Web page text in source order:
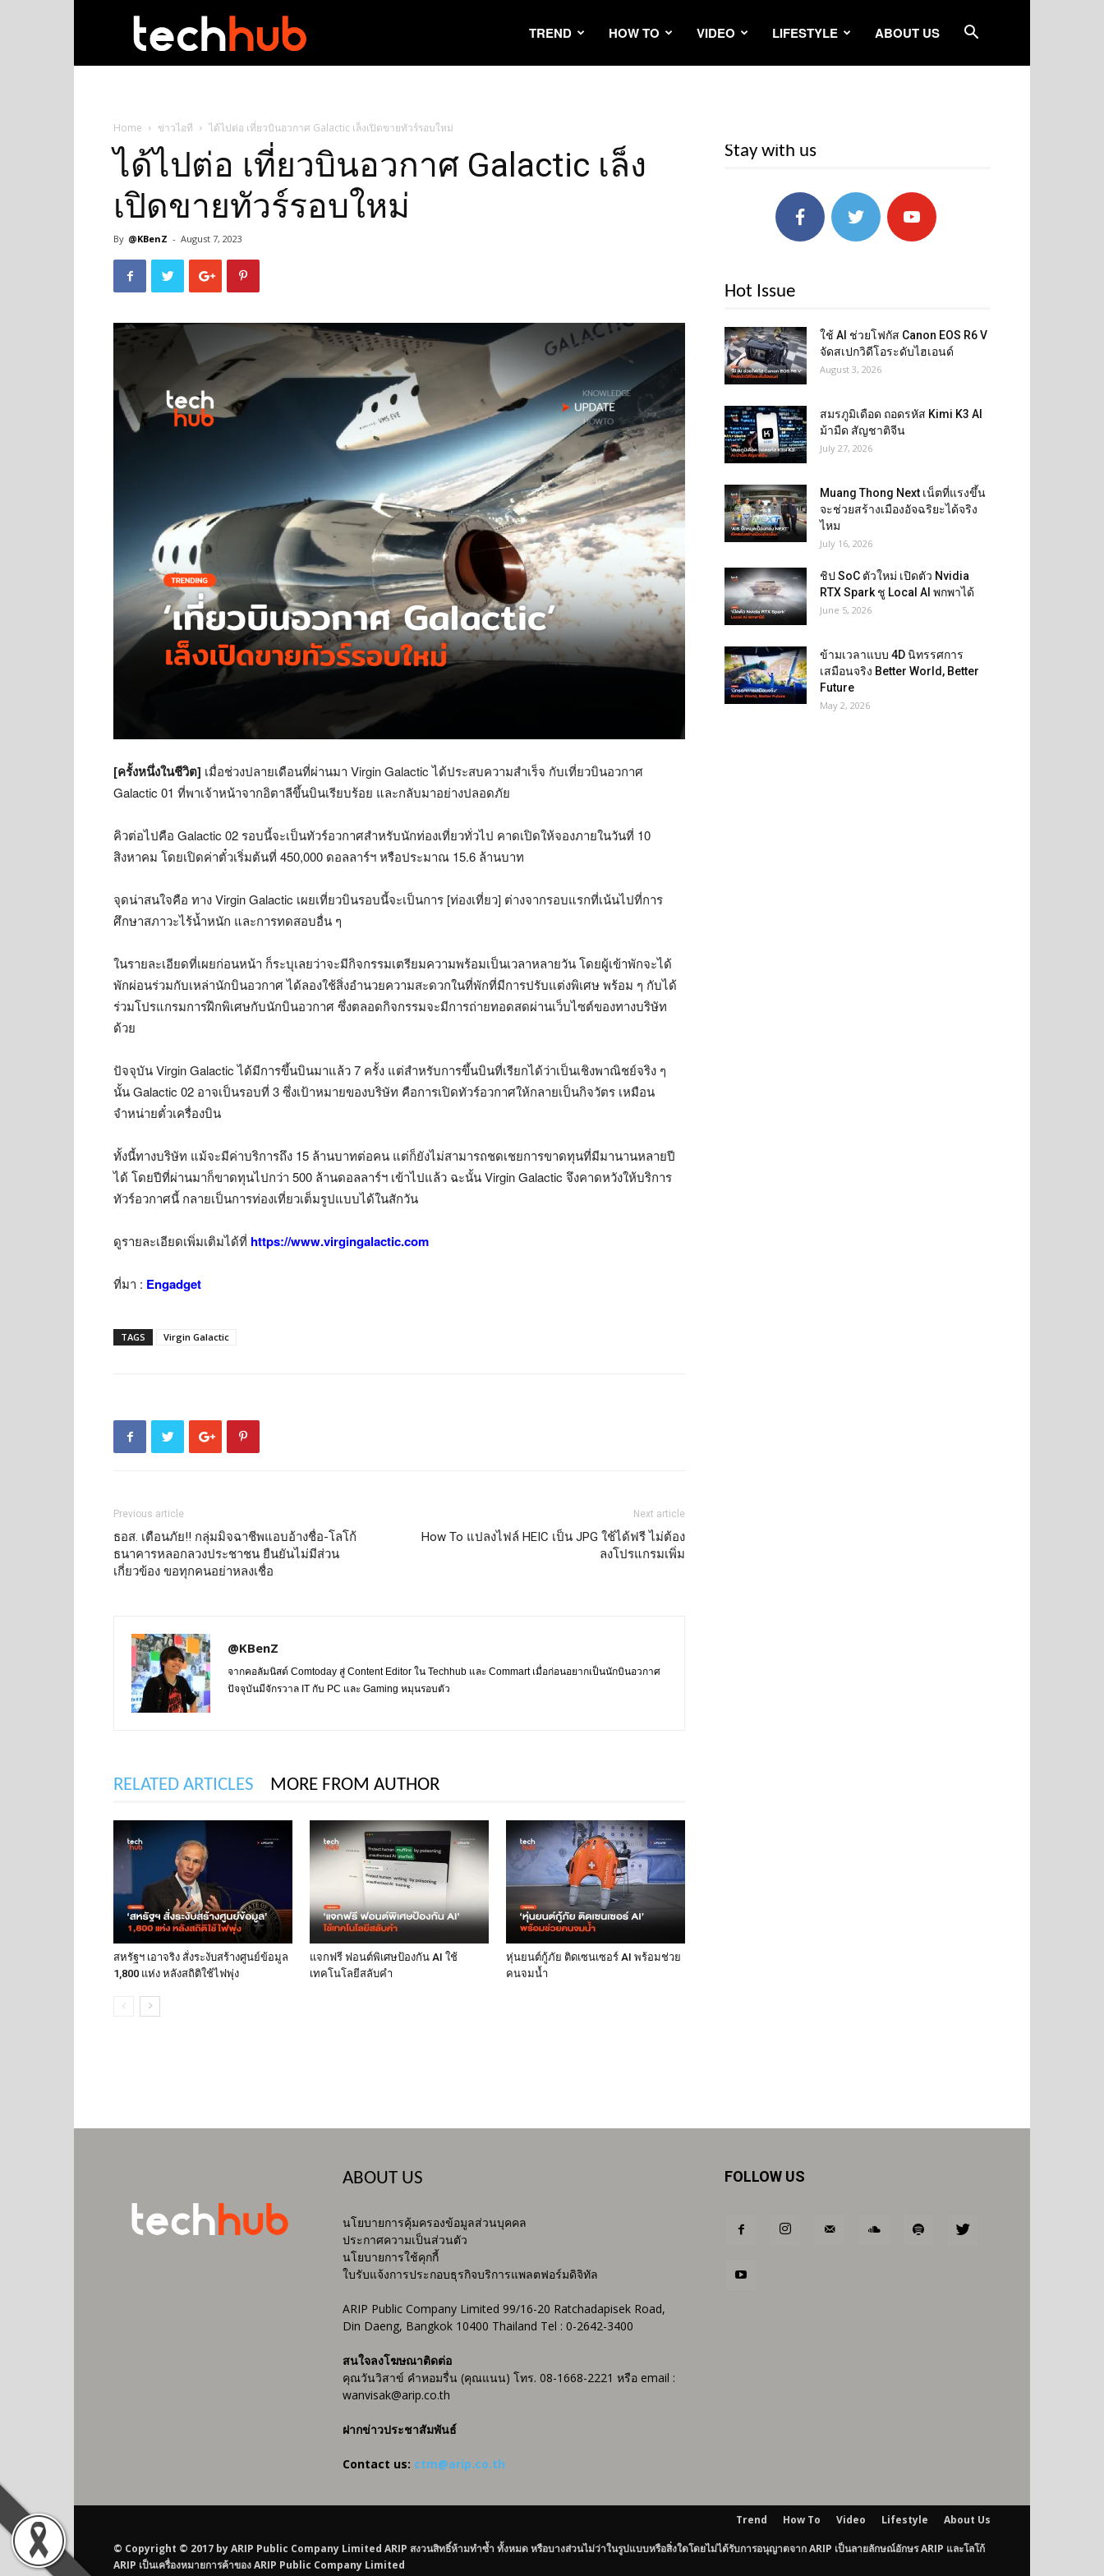
TREND HOW TO VIDEO LIFESTYLE ABOUT US
Home ข่าวไอที ได้ไปต่อ เที่ยวบินอวกาศ Galactic เล็งเปิดขายทัวร์รอบใหม่
ได้ไปต่อ เที่ยวบินอวกาศ Galactic เล็ง
เปิดขายทัวร์รอบใหม่
By @KBenZ - August 7, 2023
[ครั้งหนึ่งในชีวิต] เมื่อช่วงปลายเดือนที่ผ่านมา Virgin Galactic ได้ประสบความสำเร็จ กับเที่ยวบินอวกาศ
Galactic 01 ที่พาเจ้าหน้าจากอิตาลีขึ้นบินเรียบร้อย และกลับมาอย่างปลอดภัย
คิวต่อไปคือ Galactic 02 รอบนี้จะเป็นทัวร์อวกาศสำหรับนักท่องเที่ยวทั่วไป คาดเปิดให้จองภายในวันที่ 10
สิงหาคม โดยเปิดค่าตั๋วเริ่มต้นที่ 450,000 ดอลลาร์ฯ หรือประมาณ 15.6 ล้านบาท
จุดน่าสนใจคือ ทาง Virgin Galactic เผยเที่ยวบินรอบนี้จะเป็นการ [ท่องเที่ยว] ต่างจากรอบแรกที่เน้นไปที่การ
ศึกษาสภาวะไร้น้ำหนัก และการทดสอบอื่น ๆ
ในรายละเอียดที่เผยก่อนหน้า ก็ระบุเลยว่าจะมีกิจกรรมเตรียมความพร้อมเป็นเวลาหลายวัน โดยผู้เข้าพักจะได้
พักผ่อนร่วมกับเหล่านักบินอวกาศ ได้ลองใช้สิ่งอำนวยความสะดวกในที่พักที่มีการปรับแต่งพิเศษ พร้อม ๆ กับได้
ร่วมโปรแกรมการฝึกพิเศษกับนักบินอวกาศ ซึ่งตลอดกิจกรรมจะมีการถ่ายทอดสดผ่านเว็บไซต์ของทางบริษัท
ด้วย
ปัจจุบัน Virgin Galactic ได้มีการขึ้นบินมาแล้ว 7 ครั้ง แต่สำหรับการขึ้นบินที่เรียกได้ว่าเป็นเชิงพาณิชย์จริง ๆ
นั้น Galactic 02 อาจเป็นรอบที่ 3 ซึ่งเป้าหมายของบริษัท คือการเปิดทัวร์อวกาศให้กลายเป็นกิจวัตร เหมือน
จำหน่ายตั๋วเครื่องบิน
ทั้งนี้ทางบริษัท แม้จะมีค่าบริการถึง 15 ล้านบาทต่อคน แต่ก็ยังไม่สามารถชดเชยการขาดทุนที่มีมานานหลายปี
ได้ โดยปีที่ผ่านมาก็ขาดทุนไปกว่า 500 ล้านดอลลาร์ฯ เข้าไปแล้ว ฉะนั้น Virgin Galactic จึงคาดหวังให้บริการ
ทัวร์อวกาศนี้ กลายเป็นการท่องเที่ยวเต็มรูปแบบได้ในสักวัน
ดูรายละเอียดเพิ่มเติมได้ที่ https://www.virgingalactic.com
ที่มา : Engadget
TAGS Virgin Galactic
Previous article
ธอส. เตือนภัย!! กลุ่มมิจฉาชีพแอบอ้างชื่อ-โลโก้
ธนาคารหลอกลวงประชาชน ยืนยันไม่มีส่วน
เกี่ยวข้อง ขอทุกคนอย่าหลงเชื่อ
Next article
How To แปลงไฟล์ HEIC เป็น JPG ใช้ได้ฟรี ไม่ต้อง
ลงโปรแกรมเพิ่ม
@KBenZ
จากคอลัมนิสต์ Comtoday สู่ Content Editor ใน Techhub และ Commart เมื่อก่อนอยากเป็นนักบินอวกาศ
ปัจจุบันมีจักรวาล IT กับ PC และ Gaming หมุนรอบตัว
RELATED ARTICLES MORE FROM AUTHOR
สหรัฐฯ เอาจริง สั่งระงับสร้างศูนย์ข้อมูล
1,800 แห่ง หลังสถิติใช้ไฟพุ่ง
แจกฟรี ฟอนต์พิเศษป้องกัน AI ใช้
เทคโนโลยีสลับคำ
หุ่นยนต์กู้ภัย ติดเซนเซอร์ AI พร้อมช่วย
คนจมน้ำ
Stay with us
Hot Issue
ใช้ AI ช่วยโฟกัส Canon EOS R6 V
จัดสเปกวิดีโอระดับไฮเอนด์
August 3, 2026
สมรภูมิเดือด ถอดรหัส Kimi K3 AI
ม้ามืด สัญชาติจีน
July 27, 2026
Muang Thong Next เน็ตที่แรงขึ้น
จะช่วยสร้างเมืองอัจฉริยะได้จริง
ไหม
July 16, 2026
ชิป SoC ตัวใหม่ เปิดตัว Nvidia
RTX Spark ชู Local AI พกพาได้
June 5, 2026
ข้ามเวลาแบบ 4D นิทรรศการ
เสมือนจริง Better World, Better
Future
May 2, 2026
ABOUT US
นโยบายการคุ้มครองข้อมูลส่วนบุคคล
ประกาศความเป็นส่วนตัว
นโยบายการใช้คุกกี้
ใบรับแจ้งการประกอบธุรกิจบริการแพลตฟอร์มดิจิทัล
ARIP Public Company Limited 99/16-20 Ratchadapisek Road,
Din Daeng, Bangkok 10400 Thailand Tel : 0-2642-3400
สนใจลงโฆษณาติดต่อ
คุณวันวิสาข์ คำหอมรื่น (คุณแนน) โทร. 08-1668-2221 หรือ email :
wanvisak@arip.co.th
ฝากข่าวประชาสัมพันธ์
Contact us: ctm@arip.co.th
FOLLOW US
Trend How To Video Lifestyle About Us
© Copyright © 2017 by ARIP Public Company Limited ARIP สงวนสิทธิ์ห้ามทำซ้ำ ทั้งหมด หรือบางส่วนไม่ว่าในรูปแบบหรือสิ่งใดโดยไม่ได้รับการอนุญาตจาก ARIP เป็นลายลักษณ์อักษร ARIP และโลโก้
ARIP เป็นเครื่องหมายการค้าของ ARIP Public Company Limited